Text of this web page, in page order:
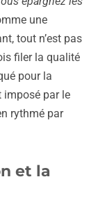
une
tout n’est pas
filer la qualité
pour la
imposé par le
rythmé par
et la